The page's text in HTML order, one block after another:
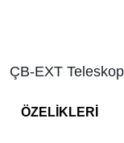
ÇB-EXT
ÖZELİKLERİ